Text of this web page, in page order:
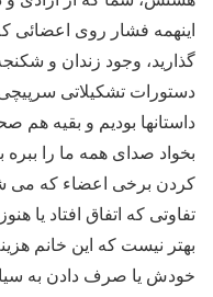
اینهمه فشار روی اعضائی
گذارید، وجود زندان و
دستورات تشکیلاتی
داستانها بودیم و بقیه هم
بخواد صدای همه ما را
کردن برخی اعضاء که می
تفاوتی که اتفاق افتاد یا
بهتر نیست که این خانم
خودش یا صرف دادن به